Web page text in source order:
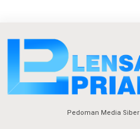
Pedoman Media Siber